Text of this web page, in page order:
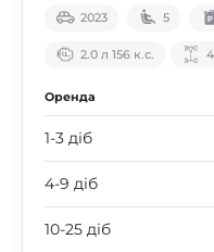
2023 5
2.0 л 156 к.с.
Оренда
1-3 діб
4-9 діб
10-25 діб